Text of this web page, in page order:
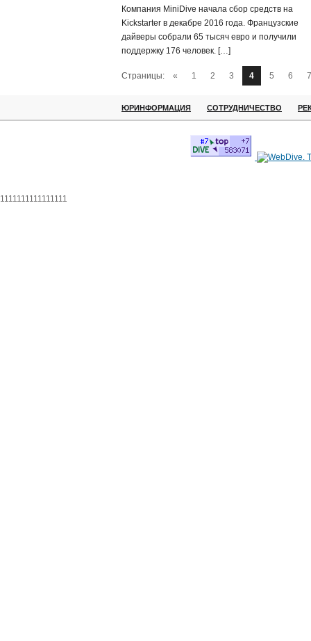
Компания MiniDive начала сбор средств на
Kickstarter в декабре 2016 года. Французские
дайверы собрали 65 тысяч евро и получили
поддержку 176 человек. […]
Страницы: « 1 2 3 4 5 6 7
ЮРИНФОРМАЦИЯ СОТРУДНИЧЕСТВО
1111111111111111